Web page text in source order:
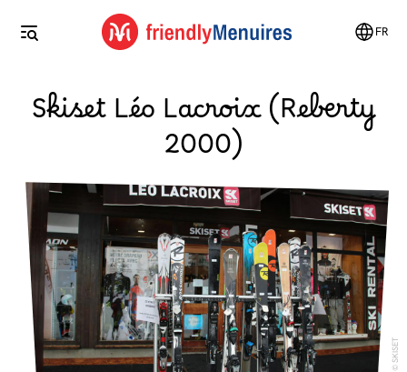
FR
Skiset Léo Lacroix (Reberty
2000)
SKISET